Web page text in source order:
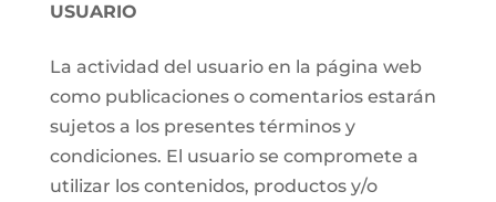
USUARIO
La actividad del usuario en la página web
como publicaciones o comentarios estarán
sujetos a los presentes términos y
condiciones. El usuario se compromete a
utilizar los contenidos, productos y/o